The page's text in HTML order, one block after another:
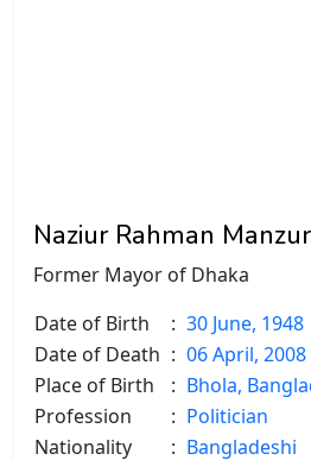
Naziur Rahman Manzur
Former Mayor of Dhaka
Date of Birth
: 30 June, 1948
Date of Death : 06 April,
Place of Birth
: Bhola,
Profession
: Politician
Nationality
: Bangladeshi